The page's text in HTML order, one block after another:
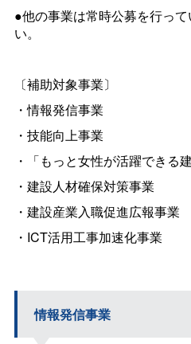
●他の事業は常時公募を行っ
い。
〔補助対象事業〕
・情報発信事業
・技能向上事業
・「もっと女性が活躍できる
・建設人材確保対策事業
・建設産業入職促進広報事業
・ICT活用工事加速化事業
情報発信事業